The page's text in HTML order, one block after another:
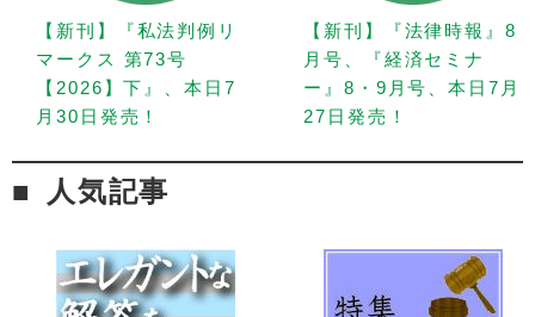
【新刊】『私法判例リ
マークス 第73号
【2026】下』、本日7
月30日発売！
【新刊】『法律時報』8
月号、『経済セミナ
ー』8・9月号、本日7月
27日発売！
人気記事